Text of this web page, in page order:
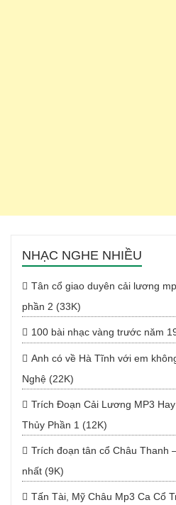
NHẠC NGHE NHIỀU
Tân cổ giao duyên cải lương
phần 2 (33K)
100 bài nhạc vàng trước năm
Anh có về Hà Tĩnh với em
Nghệ (22K)
Trích Đoạn Cải Lương MP3
Thủy Phần 1 (12K)
Trích đoạn tân cổ Châu Thanh
nhất (9K)
Tấn Tài, Mỹ Châu Mp3 Ca Cổ